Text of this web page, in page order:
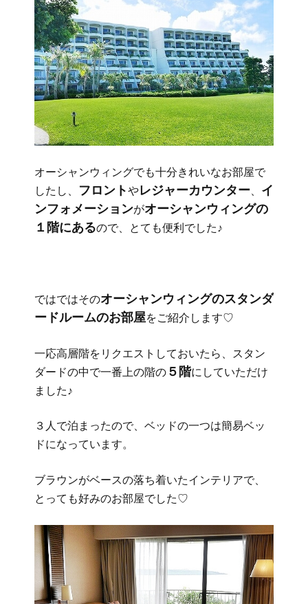
オーシャンウィングでも十分きれいなお部屋で
したし、
フロントやレジャーカウンター
イ
ンフォメーションがオーシャンウィングの
１階にあるので、とても便利でした♪
ではではそのオーシャンウィングのスタンダ
ードルームのお部屋をご紹介します♡
一応高層階をリクエストしておいたら、スタン
ダードの中で一番上の階の ５階にしていただけ
ました♪
３人で泊まったので、ベッドの一つは簡易ベッ
ドになっています。
ブラウンがベースの落ち着いたインテリアで、
とっても好みのお部屋でした♡